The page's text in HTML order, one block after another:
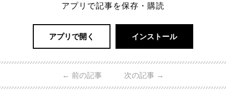
アプリで記事を保存・購読
アプリで開く インストール
← 前の記事 次の記事 →